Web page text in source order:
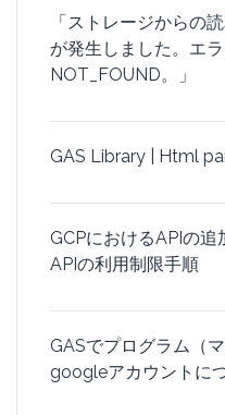
「ストレージからの
が発生しました。エ
NOT_FOUND。」
GAS Library | Html
GCPにおけるAPIの
APIの利用制限手順
GASでプログラム（
googleアカウントに